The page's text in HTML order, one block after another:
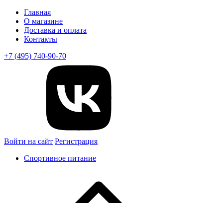
Главная
О магазине
Доставка и оплата
Контакты
+7 (495) 740-90-70
Войти на сайт Регистрация
Спортивное питание